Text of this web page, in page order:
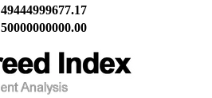
49444999677.17
50000000000.00